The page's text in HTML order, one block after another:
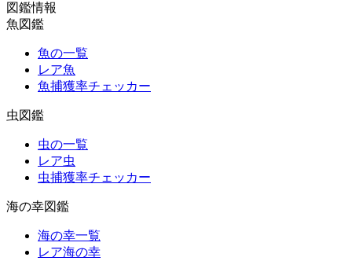
図鑑情報
魚図鑑
魚の一覧
レア魚
魚捕獲率チェッカー
虫図鑑
虫の一覧
レア虫
虫捕獲率チェッカー
海の幸図鑑
海の幸一覧
レア海の幸